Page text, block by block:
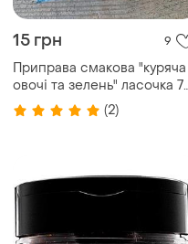
15 грн 9
Приправа смакова "куряча
овочі та зелень" ласочка
г
(2)